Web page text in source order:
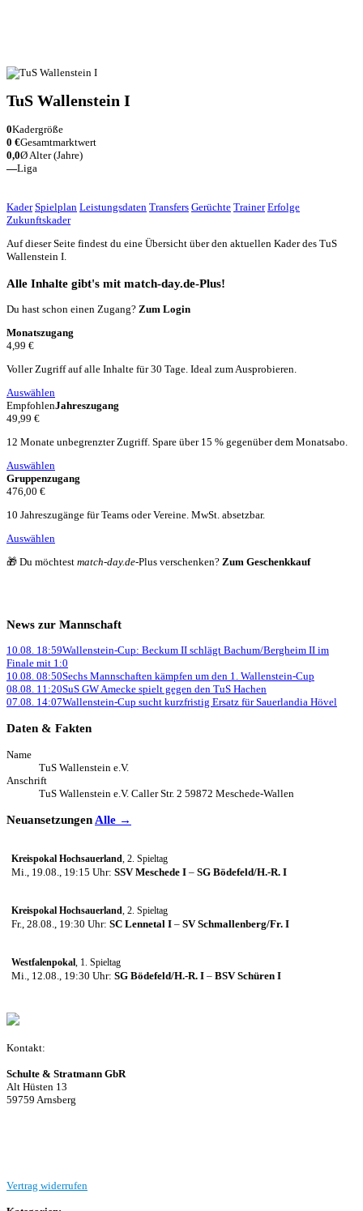
TuS Wallenstein I
0Kadergröße
0 €Gesamtmarktwert
0,0Ø Alter (Jahre)
—Liga
Kader Spielplan Leistungsdaten Transfers Gerüchte Trainer Erfolge
Zukunftskader
Auf dieser Seite findest du eine Übersicht über den aktuellen Kader des TuS
Wallenstein I.
Alle Inhalte gibt's mit match-day.de-Plus!
Du hast schon einen Zugang? Zum Login
Monatszugang
4,99 €
Voller Zugriff auf alle Inhalte für 30 Tage. Ideal zum Ausprobieren.
Auswählen
EmpfohlenJahreszugang
49,99 €
12 Monate unbegrenzter Zugriff. Spare über 15 % gegenüber dem Monatsabo.
Auswählen
Gruppenzugang
476,00 €
10 Jahreszugänge für Teams oder Vereine. MwSt. absetzbar.
Auswählen
🎁 Du möchtest match-day.de-Plus verschenken? Zum Geschenkkauf
News zur Mannschaft
10.08. 18:59Wallenstein-Cup: Beckum II schlägt Bachum/Bergheim II im
Finale mit 1:0
10.08. 08:50Sechs Mannschaften kämpfen um den 1. Wallenstein-Cup
08.08. 11:20SuS GW Amecke spielt gegen den TuS Hachen
07.08. 14:07Wallenstein-Cup sucht kurzfristig Ersatz für Sauerlandia Hövel
Daten & Fakten
Name
TuS Wallenstein e.V.
Anschrift
TuS Wallenstein e.V. Caller Str. 2 59872 Meschede-Wallen
Neuansetzungen Alle →
Kreispokal Hochsauerland, 2. Spieltag
Mi., 19.08., 19:15 Uhr: SSV Meschede I – SG Bödefeld/H.-R. I
Kreispokal Hochsauerland, 2. Spieltag
Fr., 28.08., 19:30 Uhr: SC Lennetal I – SV Schmallenberg/Fr. I
Westfalenpokal, 1. Spieltag
Mi., 12.08., 19:30 Uhr: SG Bödefeld/H.-R. I – BSV Schüren I
Kontakt:
Schulte & Stratmann GbR
Alt Hüsten 13
59759 Arnsberg
Vertrag widerrufen